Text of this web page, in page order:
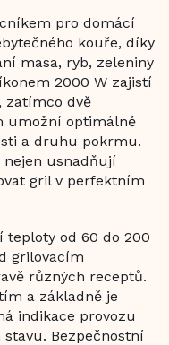
pro domácí
kouře, díky
masa, ryb, zeleniny
2000 W zajistí
zatímco dvě
umožní optimálně
a druhu pokrmu.
usnadňují
gril v perfektním
teploty od 60 do 200
grilovacím
různých receptů.
a základně je
indikace provozu
Bezpečnostní